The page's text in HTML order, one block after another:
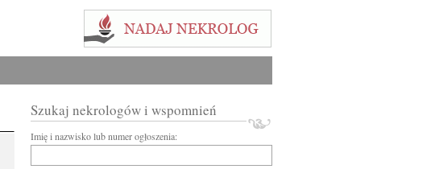
Szukaj nekrologów i wspomnień
Imię i nazwisko lub numer ogłoszenia: